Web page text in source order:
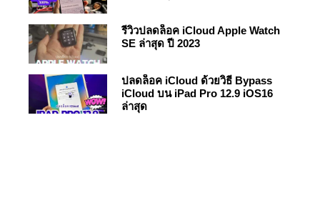
รีวิวปลดล็อค iCloud Apple Watch
SE ล่าสุด ปี 2023
ปลดล็อค iCloud ด้วยวิธี Bypass
iCloud บน iPad Pro 12.9 iOS16
ล่าสุด